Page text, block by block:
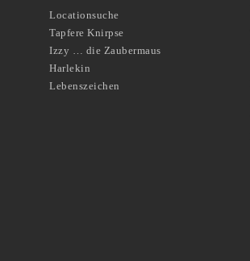
Locationsuche
Tapfere Knirpse
Izzy … die Zaubermaus
Harlekin
Lebenszeichen